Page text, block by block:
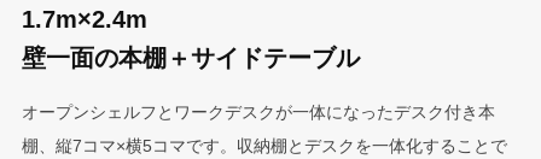
1.7m×2.4m
壁一面の本棚＋サイドテーブル
オープンシェルフとワークデスクが一体になったデスク付き本
棚、縦7コマ×横5コマです。収納棚とデスクを一体化することで